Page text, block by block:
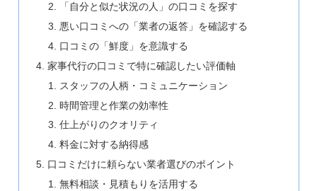
「自分と似た状況の人」の口コミを探す
悪い口コミへの「業者の返答」を確認する
口コミの「鮮度」を意識する
家事代行の口コミで特に確認したい評価軸
スタッフの人柄・コミュニケーション
時間管理と作業の効率性
仕上がりのクオリティ
料金に対する納得感
口コミだけに頼らない業者選びのポイント
無料相談・見積もりを活用する